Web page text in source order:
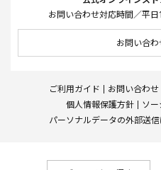
お問い合わせ対応時間／平日
お問い合わ
ご利用ガイド お問い合わせ
個人情報保護方針
ソ
パーソナルデータの外部送